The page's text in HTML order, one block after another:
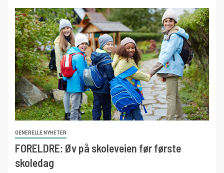
GENERELLE NYHETER
FORELDRE: Øv på skoleveien før første
skoledag